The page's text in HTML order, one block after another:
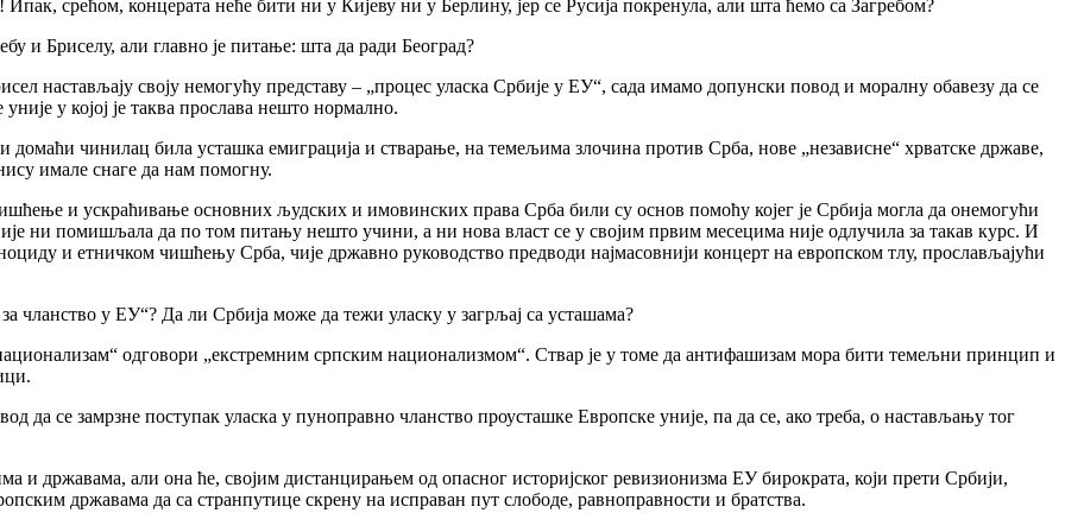
срећом, концерата неће бити ни у Кијеву ни у Берлину, јер се Русија покренула, али шта ћемо са Загребом?
и Бриселу, али главно је питање: шта да ради Београд?
настављају своју немогућу представу – „процес уласка Србије у ЕУ“, сада имамо допунски повод и моралну обавезу да се
у којој је таква прослава нешто нормално.
домаћи чинилац била усташка емиграција и стварање, на темељима злочина против Срба, нове „независне“ хрватске државе,
имале снаге да нам помогну.
и ускраћивање основних људских и имовинских права Срба били су основ помоћу којег је Србија могла да онемогући
ни помишљала да по том питању нешто учини, а ни нова власт се у својим првим месецима није одлучила за такав курс. И
и етничком чишћењу Срба, чије државно руководство предводи најмасовнији концерт на европском тлу, прослављајући
чланство у ЕУ“? Да ли Србија може да тежи уласку у загрљај са усташама?
одговори „екстремним српским национализмом“. Ствар је у томе да антифашизам мора бити темељни принцип и
да се замрзне поступак уласка у пуноправно чланство проусташке Европске уније, па да се, ако треба, о настављању тог
и државама, али она ће, својим дистанцирањем од опасног историјског ревизионизма ЕУ бирократа, који прети Србији,
државама да са странпутице скрену на исправан пут слободе, равноправности и братства.